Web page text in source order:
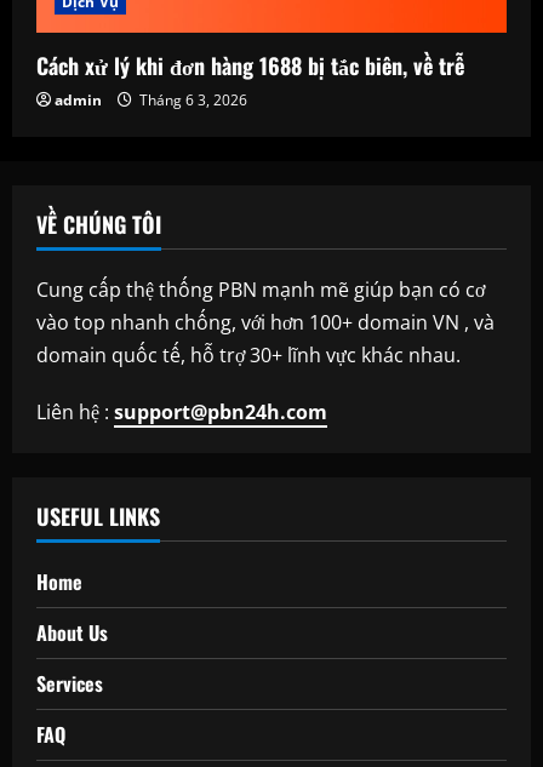
Cách xử lý khi đơn hàng 1688 bị tắc biên, về trễ
admin Tháng 6 3, 2026
VỀ CHÚNG TÔI
Cung cấp thệ thống PBN mạnh mẽ giúp bạn có cơ
vào top nhanh chống, với hơn 100+ domain VN , và
domain quốc tế, hỗ trợ 30+ lĩnh vực khác nhau.
Liên hệ : support@pbn24h.com
USEFUL LINKS
Home
About Us
Services
FAQ